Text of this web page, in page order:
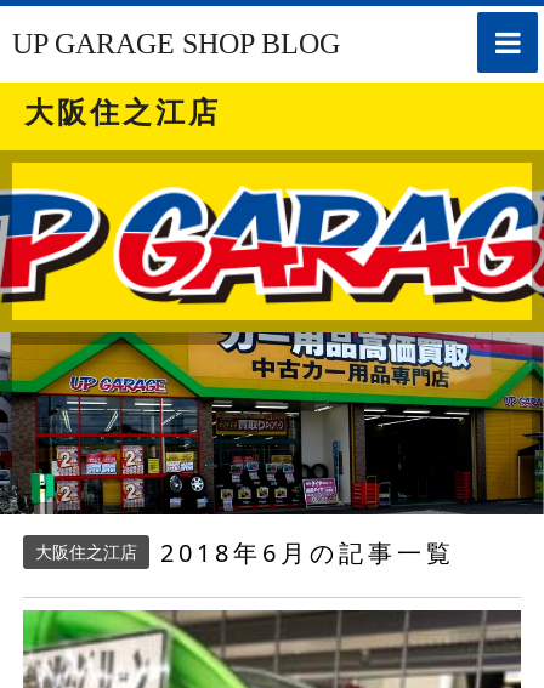
toggle
UP GARAGE SHOP BLOG
大阪住之江店
大阪住之江店 2018年6月の記事一覧